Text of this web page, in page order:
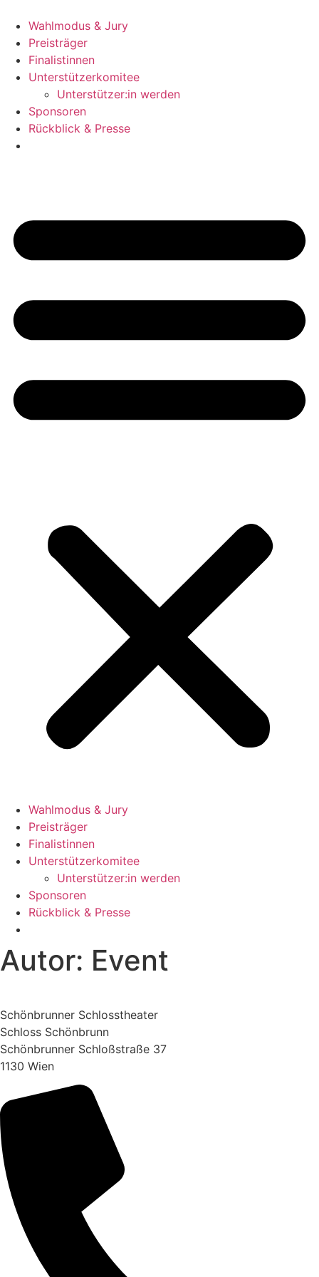
Inhalt
wechseln
Wahlmodus & Jury
Preisträger
Finalistinnen
Unterstützerkomitee
Unterstützer:in werden
Sponsoren
Rückblick & Presse
Wahlmodus & Jury
Preisträger
Finalistinnen
Unterstützerkomitee
Unterstützer:in werden
Sponsoren
Rückblick & Presse
Autor: Event
Schönbrunner Schlosstheater
Schloss Schönbrunn
Schönbrunner Schloßstraße 37
1130 Wien